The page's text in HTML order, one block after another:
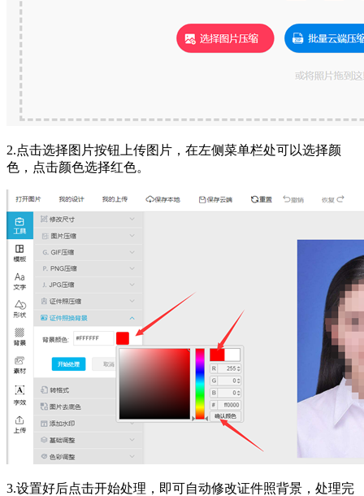
2.点击选择图片按钮上传图片，在左侧菜单栏处可以选择颜
色，点击颜色选择红色。
3.设置好后点击开始处理，即可自动修改证件照背景，处理完